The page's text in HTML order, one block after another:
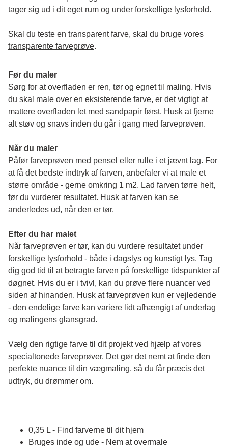
tager sig ud i dit eget rum og under forskellige lysforhold.
transparente farveprøve.
Før du maler
Sørg for at overfladen er ren, tør og egnet til maling. Hvis
du skal male over en eksisterende farve, er det vigtigt at
mattere overfladen let med sandpapir først. Husk at fjerne
alt støv og snavs inden du går i gang med farveprøven.
Når du maler
Påfør farveprøven med pensel eller rulle i et jævnt lag. For
at få det bedste indtryk af farven, anbefaler vi at male et
større område - gerne omkring 1 m2. Lad farven tørre helt,
før du vurderer resultatet. Husk at farven kan se
anderledes ud, når den er tør.
Efter du har malet
Når farveprøven er tør, kan du vurdere resultatet under
forskellige lysforhold - både i dagslys og kunstigt lys. Tag
dig god tid til at betragte farven på forskellige tidspunkter af
døgnet. Hvis du er i tvivl, kan du prøve flere nuancer ved
siden af hinanden. Husk at farveprøven kun er vejledende
- den endelige farve kan variere lidt afhængigt af underlag
og malingens glansgrad.
Vælg den rigtige farve til dit projekt ved hjælp af vores
specialtonede farveprøver. Det gør det nemt at finde den
perfekte nuance til din vægmaling, så du får præcis det
udtryk, du drømmer om.
0,35 L - Find farverne til dit hjem
Bruges inde og ude - Nem at overmale